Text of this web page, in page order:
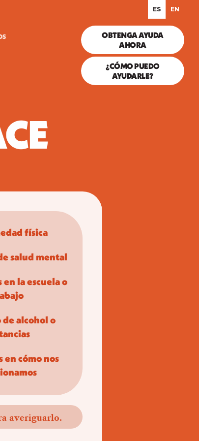
OBTENGA AYUDA
AHORA
¿CÓMO PUEDO
AYUDARLE?
física
salud mental
la escuela o
de alcohol o
en cómo nos
averiguarlo.
ES EN